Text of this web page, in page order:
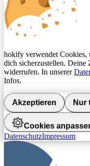
hokify verwendet Cookies,
dich sicherzustellen. Deine
widerrufen. In unserer
Infos.
Akzeptieren Nur
Cookies
DatenschutzImpressum